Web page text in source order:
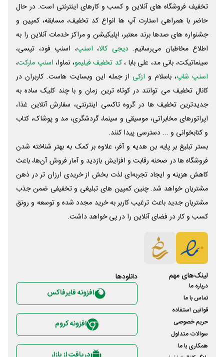
تخفیف فروشگاه های آنلاین و کسب و‌ کارهای اینترنتی است. در حال
حاضر با همراهی استارت آپ ها انواع کد تخفیف، مسابقه، کمپین و
جشنواره های صدها برند معتبر، اپلیکیشن و مراکز خدمات آنلاین را به
اطلاع مخاطبان می‌رسانیم. دیجی کالا، اسنپ، اسنپ فود، تپسی،
سینماتیکت، بانی مد، علی‌ بابا ،کد تخفیف فیلیمو، نماوا، اسنپ مارکت،
اسنپ شاپ، باسلام و ازکی از جمله این وبسایت ‌هاست. کاربران در
کانال تخفیف می توانند در کوتاه ترین زمان و با چند کلیک ساده به
جدیدترین تخفیف ها در گروه تاکسی اینترنتی، سفارش آنلاین غذا،
اپراتورهای مخابراتی، موسیقی و سینما، گردشگری، مد و پوشاک، کتاب
و کتابخوانی و ... دسترسی پیدا کنند.
بستر تبلیغ بر پایه بن هدیه و آفر، علاوه بر کمک به بهتر شناخته شدن
فروشگاه ها در صحنه رقابت و افزایش بازدید و آمار فروش آن‌ها، باعث
کاهش هزینه و ایجاد تجربه‌ای لذت بخش از خریدی ارزان تر در ذهن
مشتریان خواهد شد. چنین کمپین های تبلیغی و تخفیفی ضمن جذب
مشتریان جدید باعث ترغیب کاربر به خرید مجدد شده و توسعه و رونق
کسب و کار در فضای آنلاین را در پی خواهد داشت.
لینک‌های مهم
درباره ما
تماس با ما
قوانین استفاده
حریم خصوصی
سوالات متداول
همکاری با ما
دانلود‌ها
افزونه فایرفاکس
افزونه کروم